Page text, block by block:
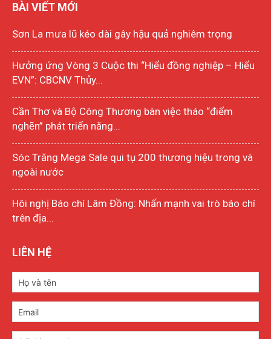
BÀI VIẾT MỚI
Sơn La mưa lũ kéo dài gây hậu quả nghiêm trọng
Hưởng ứng Vòng 3 Cuộc thi “Hiểu đồng nghiệp – Hiểu
EVN”: CBCNV Thủy...
Cần Thơ và Bộ Công Thương bàn việc tháo “điểm
nghẽn” phát triển năng...
Sóc Trăng Mega Sale qui tụ 200 thương hiệu trong và
ngoài nước
Hôi nghị Báo chí Lâm Đồng: Nhấn mạnh vai trò báo chí
trên địa...
LIÊN HỆ